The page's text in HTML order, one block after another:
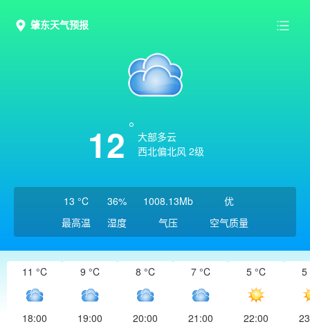
肇东天气预报
12
大部多云
西北偏北风 2级
13 °C
最高温
36%
湿度
1008.13Mb
气压
优
空气质量
11 °C
18:00
9 °C
19:00
8 °C
20:00
7 °C
21:00
5 °C
22:00
5